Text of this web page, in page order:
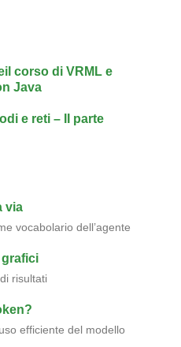
corso di VRML e
Java
e reti – II parte
via
vocabolario dell’agente
grafici
risultati
efficiente del modello